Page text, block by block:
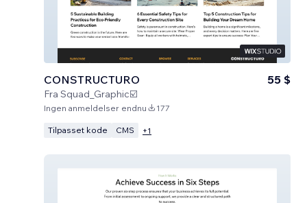
CONSTRUCTURO
Fra Squad_Graphic☑️
55 $
Ingen anmeldelser endnu 177
Tilpasset kode CMS +1